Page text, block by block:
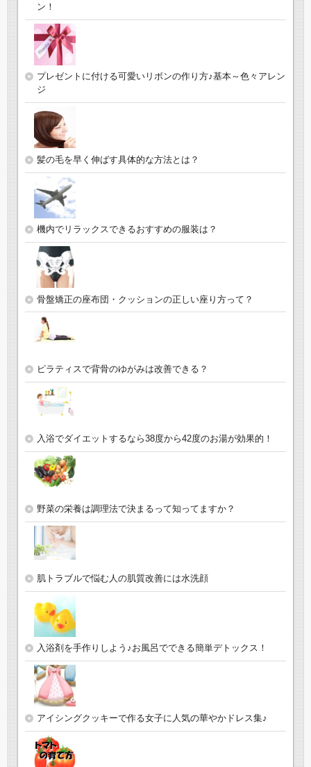
ン！
プレゼントに付ける可愛いリボンの作り方♪基本～色々アレン
ジ
髪の毛を早く伸ばす具体的な方法とは？
機内でリラックスできるおすすめの服装は？
骨盤矯正の座布団・クッションの正しい座り方って？
ピラティスで背骨のゆがみは改善できる？
入浴でダイエットするなら38度から42度のお湯が効果的！
野菜の栄養は調理法で決まるって知ってますか？
肌トラブルで悩む人の肌質改善には水洗顔
入浴剤を手作りしよう♪お風呂でできる簡単デトックス！
アイシングクッキーで作る女子に人気の華やかドレス集♪